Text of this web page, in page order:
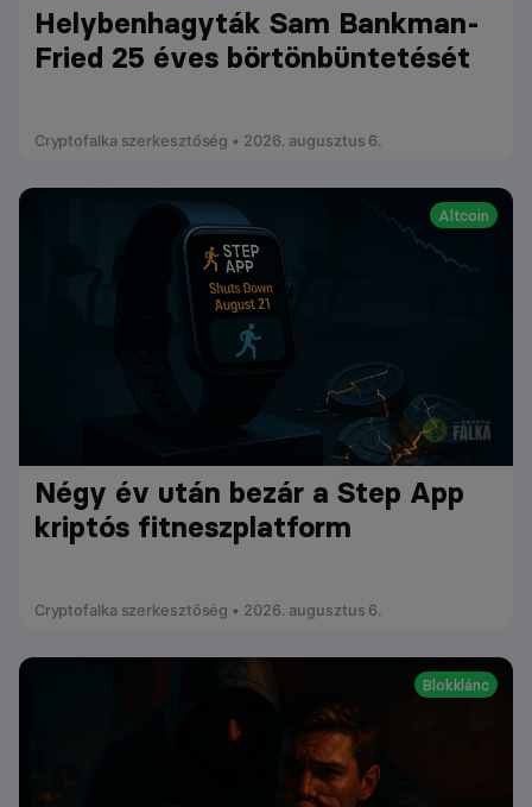
Helybenhagyták Sam Bankman-
Fried 25 éves börtönbüntetését
Cryptofalka szerkesztőség • 2026. augusztus 6.
Altcoin
Négy év után bezár a Step App
kriptós fitneszplatform
Cryptofalka szerkesztőség • 2026. augusztus 6.
Blokklánc